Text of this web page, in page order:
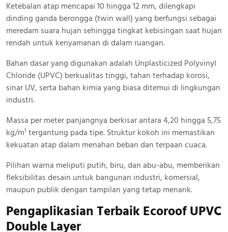
Ketebalan atap mencapai 10 hingga 12 mm, dilengkapi
dinding ganda berongga (twin wall) yang berfungsi sebagai
meredam suara hujan sehingga tingkat kebisingan saat hujan
rendah untuk kenyamanan di dalam ruangan.
Bahan dasar yang digunakan adalah Unplasticized Polyvinyl
Chloride (UPVC) berkualitas tinggi, tahan terhadap korosi,
sinar UV, serta bahan kimia yang biasa ditemui di lingkungan
industri.
Massa per meter panjangnya berkisar antara 4,20 hingga 5,75
kg/m¹ tergantung pada tipe. Struktur kokoh ini memastikan
kekuatan atap dalam menahan beban dan terpaan cuaca.
Pilihan warna meliputi putih, biru, dan abu-abu, memberikan
fleksibilitas desain untuk bangunan industri, komersial,
maupun publik dengan tampilan yang tetap menarik.
Pengaplikasian Terbaik Ecoroof UPVC
Double Layer